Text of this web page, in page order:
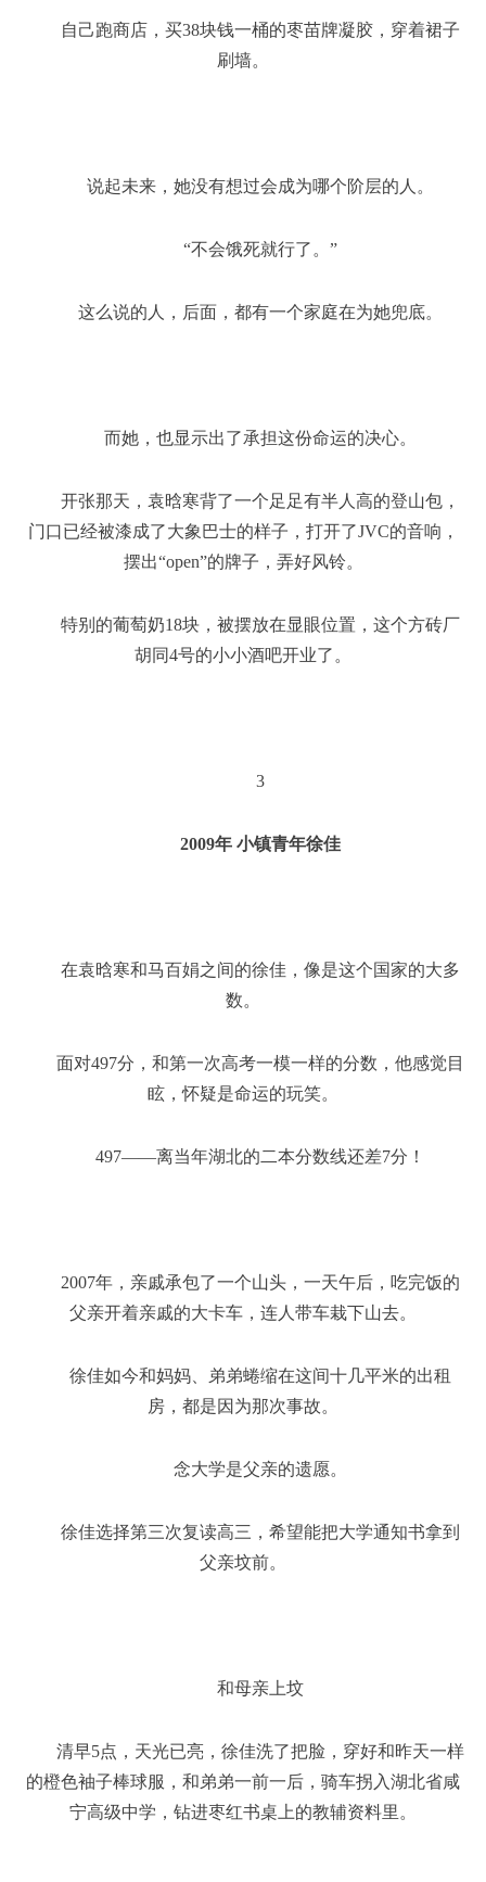
自己跑商店，买38块钱一桶的枣苗牌凝胶，穿着裙子
刷墙。
说起未来，她没有想过会成为哪个阶层的人。
“不会饿死就行了。”
这么说的人，后面，都有一个家庭在为她兜底。
而她，也显示出了承担这份命运的决心。
开张那天，袁晗寒背了一个足足有半人高的登山包，
门口已经被漆成了大象巴士的样子，打开了JVC的音响，
摆出“open”的牌子，弄好风铃。
特别的葡萄奶18块，被摆放在显眼位置，这个方砖厂
胡同4号的小小酒吧开业了。
3
2009年 小镇青年徐佳
在袁晗寒和马百娟之间的徐佳，像是这个国家的大多
数。
面对497分，和第一次高考一模一样的分数，他感觉目
眩，怀疑是命运的玩笑。
497——离当年湖北的二本分数线还差7分！
2007年，亲戚承包了一个山头，一天午后，吃完饭的
父亲开着亲戚的大卡车，连人带车栽下山去。
徐佳如今和妈妈、弟弟蜷缩在这间十几平米的出租
房，都是因为那次事故。
念大学是父亲的遗愿。
徐佳选择第三次复读高三，希望能把大学通知书拿到
父亲坟前。
和母亲上坟
清早5点，天光已亮，徐佳洗了把脸，穿好和昨天一样
的橙色袖子棒球服，和弟弟一前一后，骑车拐入湖北省咸
宁高级中学，钻进枣红书桌上的教辅资料里。